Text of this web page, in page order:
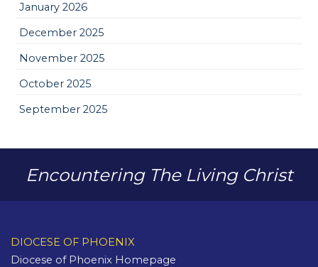
January 2026
December 2025
November 2025
October 2025
September 2025
Encountering The Living Christ
DIOCESE OF PHOENIX
Diocese of Phoenix Homepage